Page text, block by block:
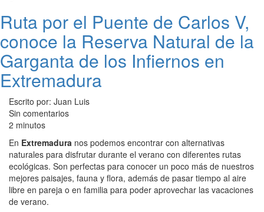
Ruta por el Puente de Carlos V,
conoce la Reserva Natural de la
Garganta de los Infiernos en
Extremadura
Escrito por: Juan Luis
Sin comentarios
2 minutos
En Extremadura nos podemos encontrar con alternativas
naturales para disfrutar durante el verano con diferentes rutas
ecológicas. Son perfectas para conocer un poco más de nuestros
mejores paisajes, fauna y flora, además de pasar tiempo al aire
libre en pareja o en familia para poder aprovechar las vacaciones
de verano.